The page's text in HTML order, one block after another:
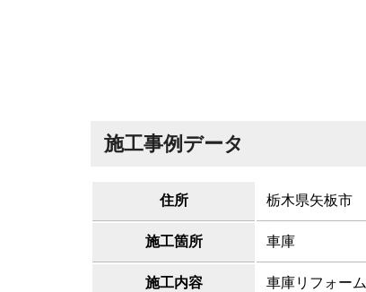
施工事例データ
住所 栃木県矢板市
施工箇所 車庫
施工内容 車庫リフォーム